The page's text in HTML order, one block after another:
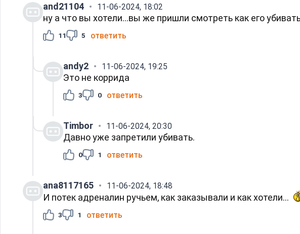
and21104 11-06-2024, 18:02
ну а что вы хотели...вы же пришли смотреть как его
11 5 ответить
andy2 11-06-2024, 19:25
Это не коррида
3 0 ответить
Timbor 11-06-2024, 20:30
Давно уже запретили убивать.
0 1 ответить
ana8117165 11-06-2024, 18:48
И потек адреналин ручьем, как заказывали и как хотели...
3 1 ответить